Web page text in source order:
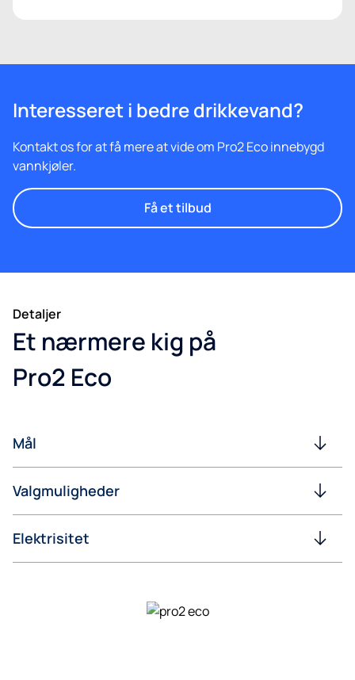
Interesseret i bedre drikkevand?
Kontakt os for at få mere at vide om Pro2 Eco innebygd
vannkjøler.
Få et tilbud
Detaljer
Et nærmere kig på
Pro2 Eco
Mål
Valgmuligheder
Elektrisitet